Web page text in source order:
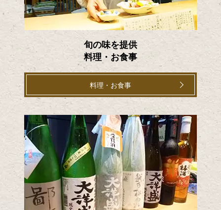
旬の味を提供
料理・お食事
料理・お食事